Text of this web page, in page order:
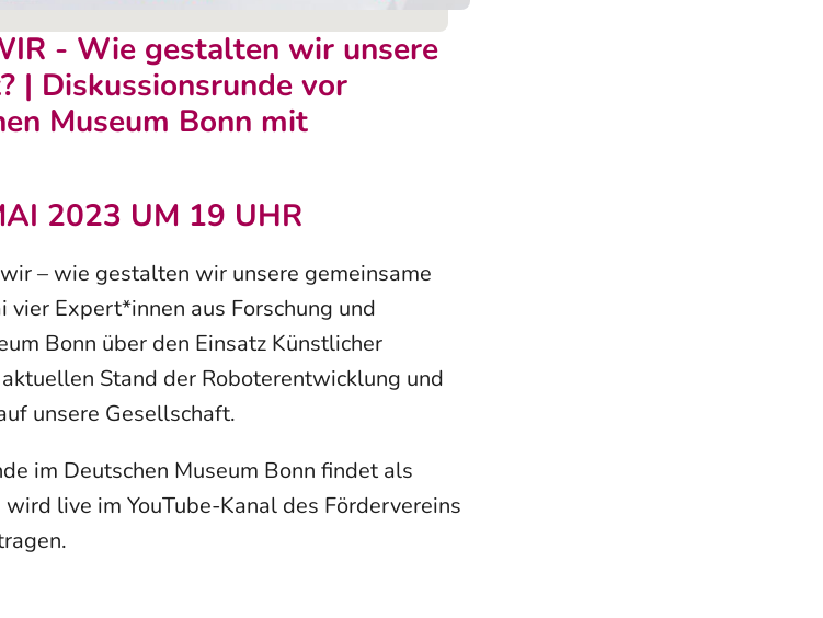
- Wie gestalten wir unsere
| Diskussionsrunde vor
Museum Bonn mit
2023 UM 19 UHR
– wie gestalten wir unsere gemeinsame
vier Expert*innen aus Forschung und
Bonn über den Einsatz Künstlicher
Stand der Roboterentwicklung und
unsere Gesellschaft.
im Deutschen Museum Bonn findet als
live im YouTube-Kanal des Fördervereins